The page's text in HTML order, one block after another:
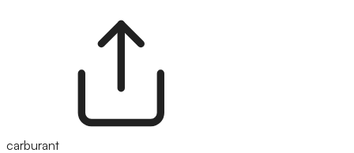
carburant